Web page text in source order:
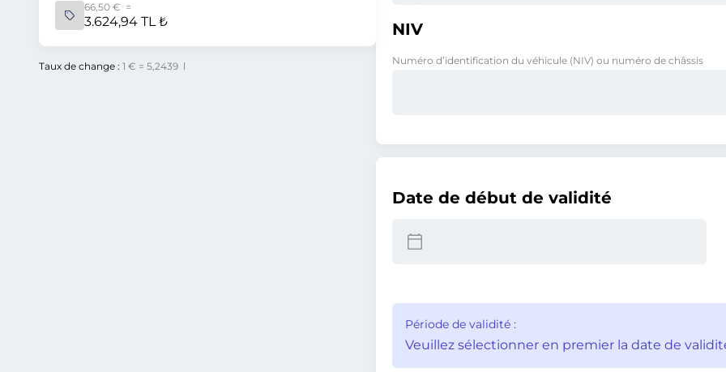
66,50 € =
3.624,94 TL ₺
Taux de change : 1 € = 5,2439 l
NIV
Numéro d’identification du véhicule (NIV) ou numéro de châssis
Date de début de validité
Période de validité :
Veuillez sélectionner en premier la date de